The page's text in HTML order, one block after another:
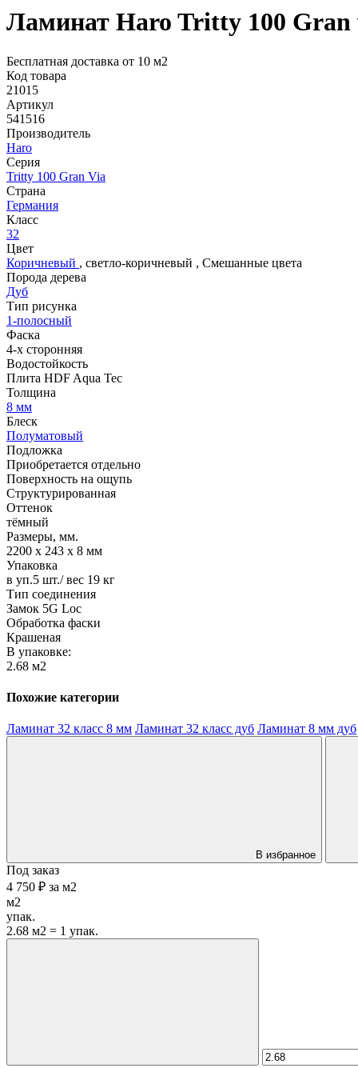
Ламинат Haro Tritty 100 Gran
Бесплатная доставка от 10 м2
Код товара
21015
Артикул
541516
Производитель
Haro
Серия
Tritty 100 Gran Via
Страна
Германия
Класс
32
Цвет
Коричневый , светло-коричневый , Смешанные цвета
Порода дерева
Дуб
Тип рисунка
1-полосный
Фаска
4-х сторонняя
Водостойкость
Плита HDF Aqua Tec
Толщина
8 мм
Блеск
Полуматовый
Подложка
Приобретается отдельно
Поверхность на ощупь
Структурированная
Оттенок
тёмный
Размеры, мм.
2200 х 243 х 8 мм
Упаковка
в уп.5 шт./ вес 19 кг
Тип соединения
Замок 5G Loc
Обработка фаски
Крашеная
В упаковке:
2.68 м2
Похожие категории
Ламинат 32 класс 8 мм Ламинат 32 класс дуб Ламинат 8 мм дуб
В избранное
Под заказ
4 750 ₽ за м2
м2
упак.
2.68 м2 = 1 упак.